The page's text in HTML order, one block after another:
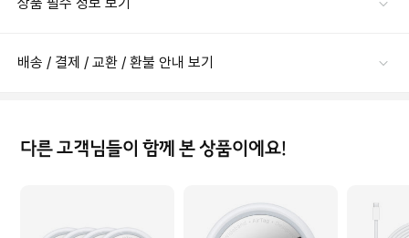
배송 / 결제 / 교환 / 환불 안내 보기
다른 고객님들이 함께 본 상품이에요!